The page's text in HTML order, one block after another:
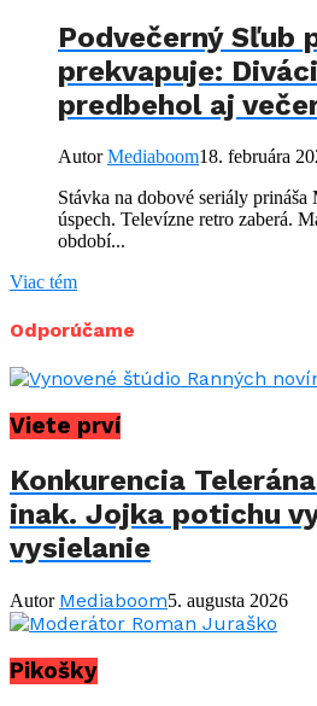
Podvečerný Sľub
prekvapuje:
predbehol aj
AutorMediaboom18. februára
Stávka na dobové seriály
úspech. Televízne retro zaberá.
období...
Viac tém
Odporúčame
Viete prví
Konkurencia
inak. Jojka potichu
vysielanie
Autor Mediaboom5. augusta 2026
Pikošky